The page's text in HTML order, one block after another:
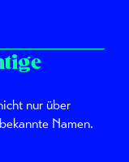
nur über
Namen.